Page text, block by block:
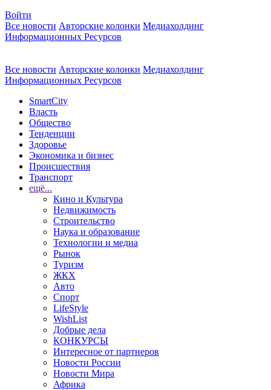
Войти
Все новости Авторские колонки Медиахолдинг
Информационных Ресурсов
Все новости Авторские колонки Медиахолдинг
Информационных Ресурсов
SmartCity
Власть
Общество
Тенденции
Здоровье
Экономика и бизнес
Происшествия
Транспорт
ещё...
Кино и Культура
Недвижимость
Строительство
Наука и образование
Технологии и медиа
Рынок
Туризм
ЖКХ
Авто
Спорт
LifeStyle
WishList
Добрые дела
КОНКУРСЫ
Интересное от партнеров
Новости России
Новости Мира
Африка